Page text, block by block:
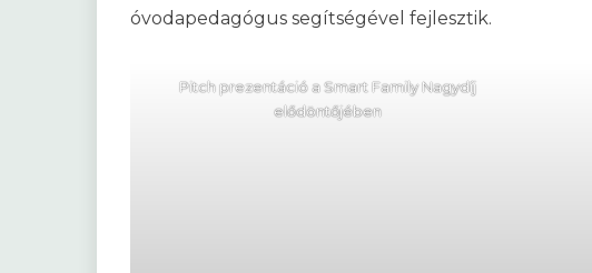
óvodapedagógus segítségével fejlesztik.
Pitch prezentáció a Smart Family Nagydíj
elődöntőjében